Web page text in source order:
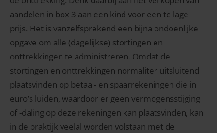
aandelen in box 3 aan een kind voor een te lage
prijs. Het is vanzelfsprekend een bijna ondoenlijke
opgave om alle (dagelijkse) stortingen en
onttrekkingen te administreren. Omdat de
stortingen en onttrekkingen normaliter uitsluitend
plaatsvinden op betaal- en spaarrekeningen die in
euro’s luiden, waardoor er geen vermogensstijging
of -daling op deze rekeningen kan plaatsvinden, kan
in de praktijk veelal worden volstaan met de